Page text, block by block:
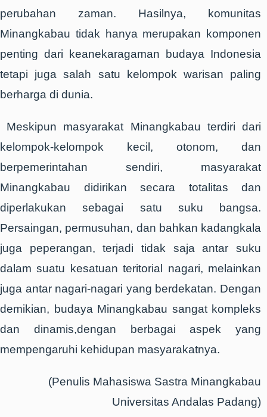
perubahan zaman. Hasilnya, komunitas
Minangkabau tidak hanya merupakan komponen
penting dari keanekaragaman budaya Indonesia
tetapi juga salah satu kelompok warisan paling
berharga di dunia.
Meskipun masyarakat Minangkabau terdiri dari
kelompok-kelompok kecil, otonom, dan
berpemerintahan sendiri, masyarakat
Minangkabau didirikan secara totalitas dan
diperlakukan sebagai satu suku bangsa.
Persaingan, permusuhan, dan bahkan kadangkala
juga peperangan, terjadi tidak saja antar suku
dalam suatu kesatuan teritorial nagari, melainkan
juga antar nagari-nagari yang berdekatan. Dengan
demikian, budaya Minangkabau sangat kompleks
dan dinamis,dengan berbagai aspek yang
mempengaruhi kehidupan masyarakatnya.
(Penulis Mahasiswa Sastra Minangkabau
Universitas Andalas Padang)